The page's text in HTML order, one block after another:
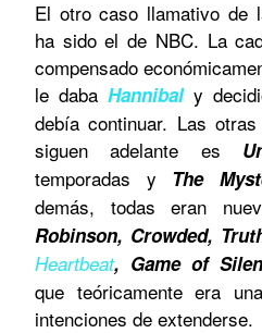
El otro caso llamativo de
ha sido el de NBC. La
compensado
le daba Hannibal y
debía continuar. Las
siguen adelante es
temporadas y The
demás, todas eran
Robinson, Crowded,
Heartbeat, Game of
que teóricamente era
intenciones de extenderse.